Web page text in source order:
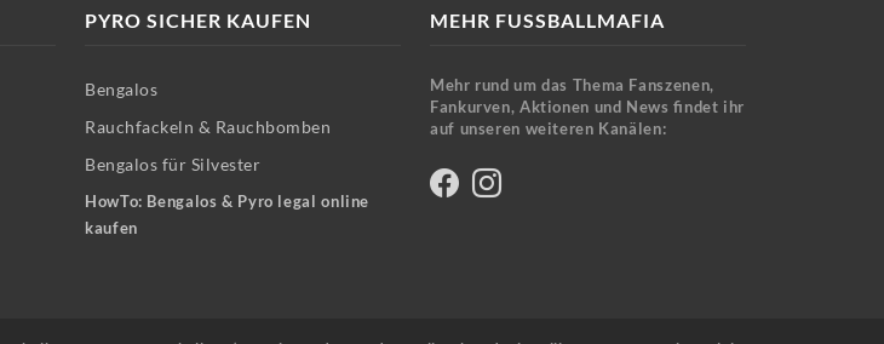
PYRO SICHER KAUFEN
Bengalos
Rauchfackeln & Rauchbomben
Bengalos für Silvester
HowTo: Bengalos & Pyro legal online
kaufen
MEHR FUSSBALLMAFIA
Mehr rund um das Thema Fanszenen,
Fankurven, Aktionen und News findet ihr
auf unseren weiteren Kanälen: